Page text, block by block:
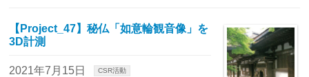
【Project_47】秘仏「如意輪観音像」を
3D計測
2021年7月15日 CSR活動